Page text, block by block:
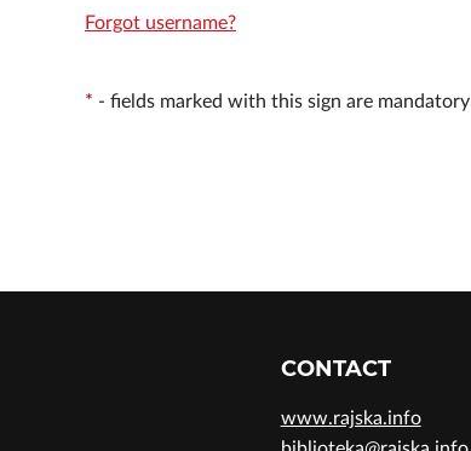
Forgot username?
* - fields marked with this sign are mandatory
CONTACT
www.rajska.info